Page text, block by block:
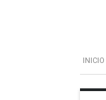
INICIO